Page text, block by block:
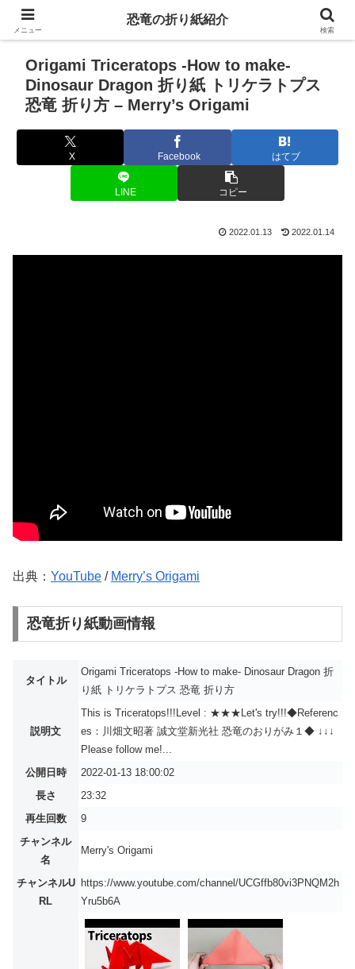
Origami Triceratops -How to make-
Dinosaur Dragon 折り紙 トリケラトプス
恐竜 折り方 – Merry’s Origami
X Facebook はてブ
LINE コピー
2022.01.13 2022.01.14
出典： YouTube / Merry’s Origami
恐竜折り紙動画情報
タイトル
Origami Triceratops -How to make- Dinosaur Dragon 折
り紙 トリケラトプス 恐竜 折り方
説明文
This is Triceratops!!!Level : ★★★Let's try!!!◆Referenc
es：川畑文昭著 誠文堂新光社 恐竜のおりがみ１◆ ↓↓↓
Please follow me!...
公開日時
2022-01-13 18:00:02
長さ
23:32
再生回数
9
チャンネル
名
Merry's Origami
チャンネルU
RL
https://www.youtube.com/channel/UCGffb80vi3PNQM2h
Yru5b6A
メニュー
恐竜の折り紙紹介
検索